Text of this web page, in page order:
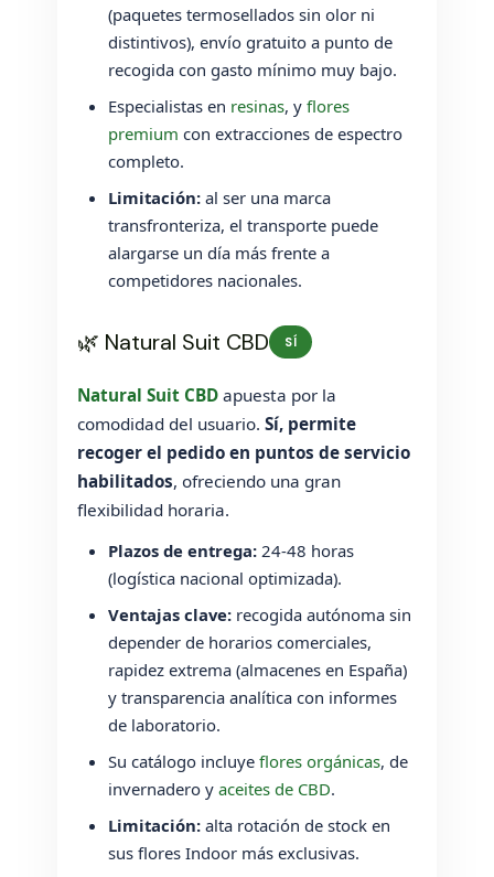
(paquetes termosellados sin olor ni
distintivos), envío gratuito a punto de
recogida con gasto mínimo muy bajo.
Especialistas en resinas, yflores
premium con extracciones de espectro
completo.
Limitación: al ser una marca
transfronteriza, el transporte puede
alargarse un día más frente a
competidores nacionales.
🌿 Natural Suit CBD SÍ
Natural Suit CBD apuesta por la
comodidad del usuario.Sí, permite
recoger el pedido en puntos de servicio
habilitados, ofreciendo una gran
flexibilidad horaria.
Plazos de entrega: 24-48 horas
(logística nacional optimizada).
Ventajas clave: recogida autónoma sin
depender de horarios comerciales,
rapidez extrema (almacenes en España)
y transparencia analítica con informes
de laboratorio.
Su catálogo incluyeflores orgánicas, de
invernadero yaceites de CBD.
Limitación: alta rotación de stock en
sus flores Indoor más exclusivas.